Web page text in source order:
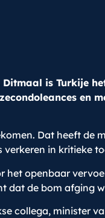
is Turkije
condoleances en
Dat heeft de
verkeren in kritieke
openbaar
dat de bom afging
collega, minister